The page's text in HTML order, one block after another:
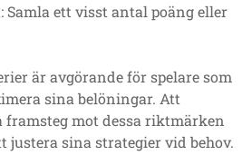
Samla ett visst antal poäng eller
är avgörande för spelare som
sina belöningar. Att
framsteg mot dessa riktmärken
justera sina strategier vid behov.